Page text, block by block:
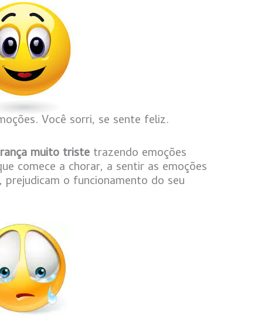
Você sorri, se sente feliz.
muito triste trazendo emoções
comece a chorar, a sentir as emoções
o funcionamento do seu